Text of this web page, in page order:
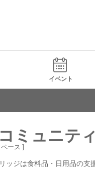
イベント
ミュニテ
ース ]
ッジは食料品・日用品の支